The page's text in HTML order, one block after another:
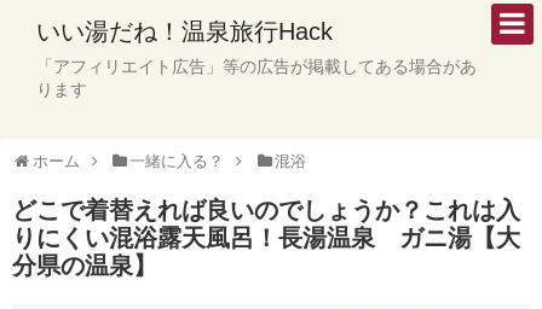
いい湯だね！温泉旅行Hack
「アフィリエイト広告」等の広告が掲載してある場合があ
ります
ホーム 一緒に入る？ 混浴
どこで着替えれば良いのでしょうか？これは入
りにくい混浴露天風呂！長湯温泉 ガニ湯【大
分県の温泉】